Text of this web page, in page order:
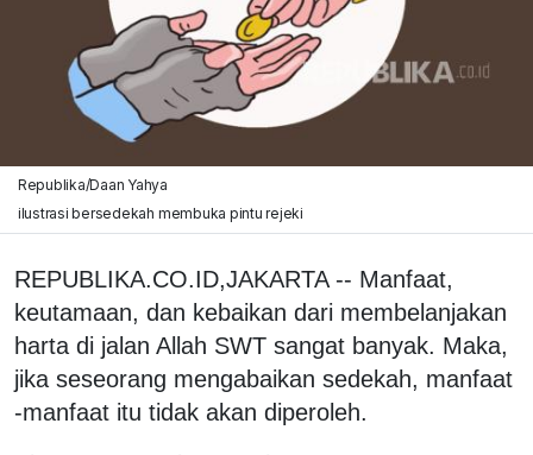
Republika/Daan Yahya
ilustrasi bersedekah membuka pintu rejeki
REPUBLIKA.CO.ID,JAKARTA -- Manfaat,
keutamaan, dan kebaikan dari membelanjakan
harta di jalan Allah SWT sangat banyak. Maka,
jika seseorang mengabaikan sedekah, manfaat
-manfaat itu tidak akan diperoleh.